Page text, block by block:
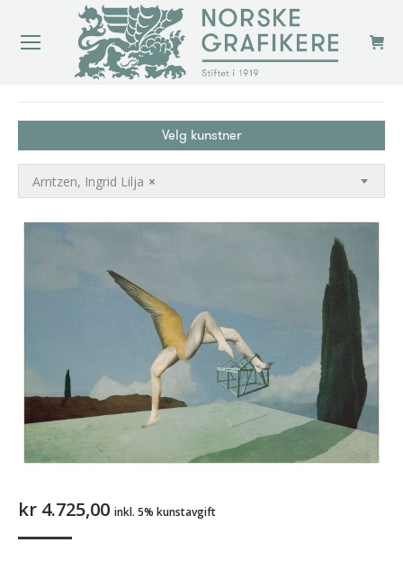
Velg kunstner
×
Arntzen, Ingrid Lilja
kr 4.725,00 inkl. 5% kunstavgift